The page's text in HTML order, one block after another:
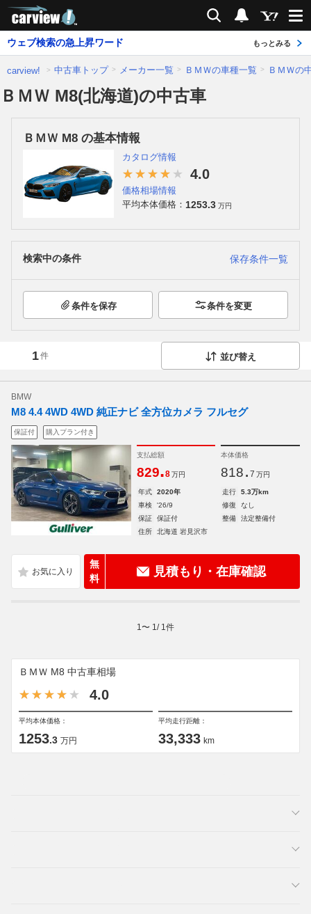
検索 通知
ウェブ検索の急上昇ワード もっとみる
carview! 中古車トップ メーカー一覧 ＢＭＷの車種一覧 ＢＭＷの
ＢＭＷ M8(北海道)の中古車
ＢＭＷ M8 の基本情報
カタログ情報
4.0
価格相場情報
平均本体価格： 1253.3 万円
検索中の条件 保存条件一覧
条件を保存 条件を変更
1件 並び替え
BMW
M8 4.4 4WD 4WD 純正ナビ 全方位カメラ フルセグ
保証付 購入プラン付き
支払総額
829.8 万円
本体価格
818. 7 万円
年式 2020年 走行
5.3万km
車検
'26/9 修復
なし
保証
保証付 整備
法定整備付
住所
北海道 岩見沢市
無
料
見積もり・在庫確認
1 〜 1 / 1 件
ＢＭＷ M8 中古車相場
4.0
平均本体価格：
1253.3 万円
平均走行距離：
33,333 km